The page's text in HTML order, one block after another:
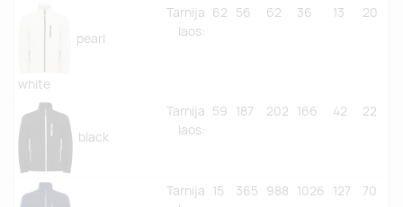
pearl
white
Tarnija
laos:
62 56 62 36 13 20
black
Tarnija
laos:
59 187 202 166 42 22
Tarnija 15 365 988 1026 127 70